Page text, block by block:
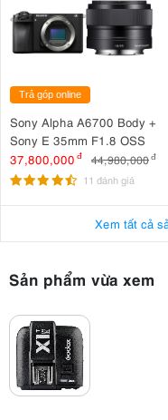
Trả góp online
Sony Alpha A6700 Body +
Sony E 35mm F1.8 OSS
37,800,000 đ 44,980,000đ
11 đánh giá
Xem tất cả
Sản phẩm vừa xem